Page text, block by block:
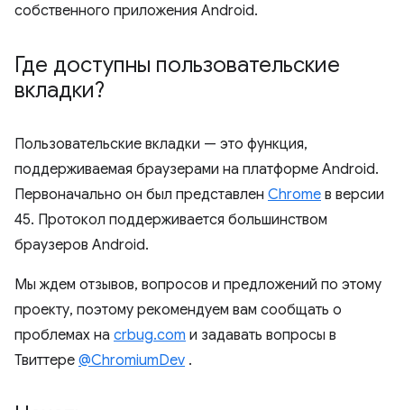
собственного приложения Android.
Где доступны пользовательские
вкладки?
Пользовательские вкладки — это функция,
поддерживаемая браузерами на платформе Android.
Первоначально он был представлен Chrome в версии
45. Протокол поддерживается большинством
браузеров Android.
Мы ждем отзывов, вопросов и предложений по этому
проекту, поэтому рекомендуем вам сообщать о
проблемах на crbug.com и задавать вопросы в
Твиттере @ChromiumDev .